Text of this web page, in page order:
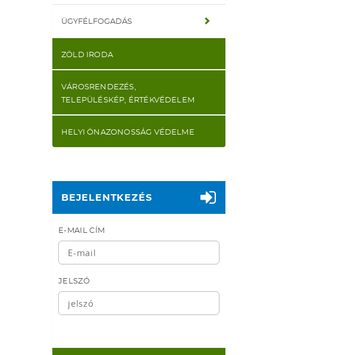
ÜGYFÉLFOGADÁS
ZÖLD IRODA
VÁROSRENDEZÉS,
TELEPÜLÉSKÉP, ÉRTÉKVÉDELEM
HELYI ÖNAZONOSSÁG VÉDELME
BEJELENTKEZÉS
E-MAIL CÍM
JELSZÓ